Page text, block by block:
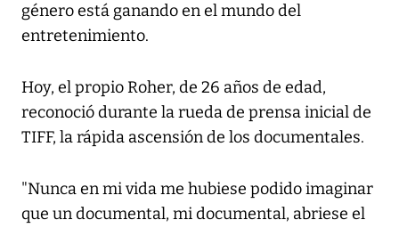
género está ganando en el mundo del
entretenimiento.
Hoy, el propio Roher, de 26 años de edad,
reconoció durante la rueda de prensa inicial de
TIFF, la rápida ascensión de los documentales.
"Nunca en mi vida me hubiese podido imaginar
que un documental, mi documental, abriese el